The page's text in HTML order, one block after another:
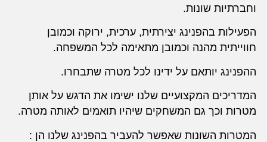
וחברתיות שונות.
הפעילות בהפנינג יצירתית, ערכית, ירוקה וכמובן
חווייתית מהנה וכמובן מתאימה לכל המשפחה.
ההפנינג יותאם על ידינו לכל מטרה שתבחרו.
המדריכים המקצועיים שלנו ישימו את הדגש על אותן
מטרות וכך גם המשחקים שיהיו תואמים לאותה מטרה.
המטרות השונות שאפשר להעביר בהפנינג שלנו הן :